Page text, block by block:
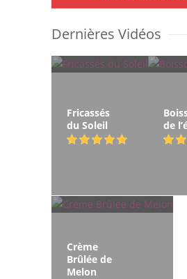
Dernières Vidéos
Fricassés
du Soleil
de
Crème
Brûlée de
Melon